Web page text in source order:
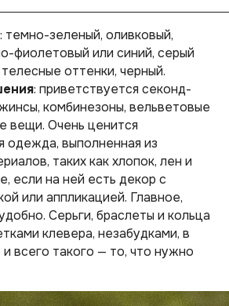
: темно-зеленый, оливковый,
фиолетовый или синий, серый
оттенки, черный.
: приветствуется секонд-
комбинезоны, вельветовые
вещи. Очень ценится
одежда, выполненная из
таких как хлопок, лен и
если на ней есть декор с
или аппликацией. Главное,
Серьги, браслеты и кольца
клевера, незабудками, в
и всего такого — то, что нужно